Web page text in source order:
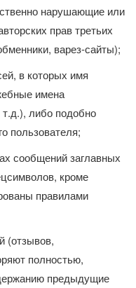
нарушающие или
прав третьих
варез-сайты);
в которых имя
имена
либо подобно
пользователя;
сообщений заглавных
кроме
правилами
(отзывов,
полностью,
предыдущие